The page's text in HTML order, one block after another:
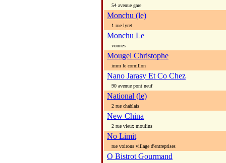
54 avenue gare
Monchu (le)
1 rue lyret
Monchu Le
vonnes
Mougel Christophe
imm le cornillon
Nano Jarasy Et Co Chez
90 avenue pont neuf
National (le)
2 rue chablais
New China
2 rue vieux moulins
No Limit
rue voirons village d'entreprises
O Bistrot Gourmand